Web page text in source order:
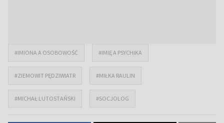
#IMIONA A OSOBOWOŚĆ #IMIĘ A PSYCHIKA
#ZIEMOWIT PĘDZIWIATR #MIŁKA RAULIN
#MICHAŁ LUTOSTAŃSKI #SOCJOLOG